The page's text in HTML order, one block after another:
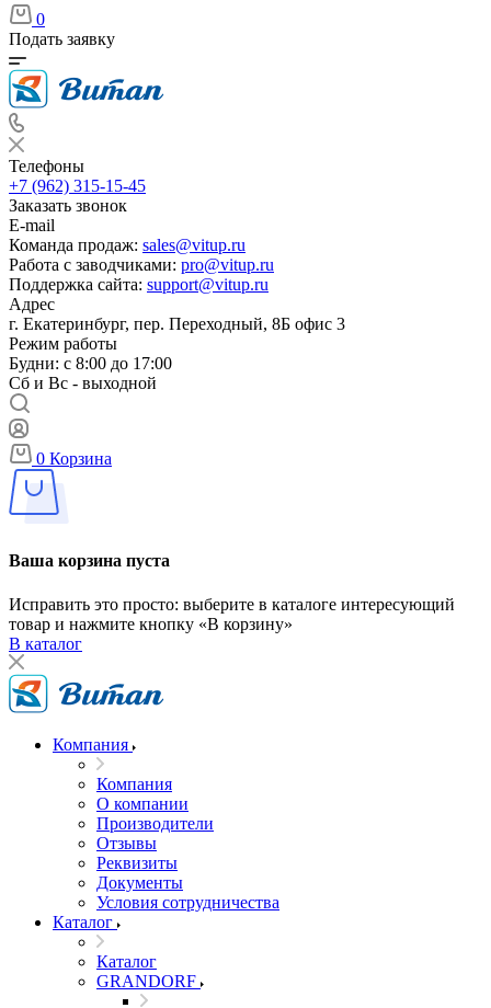
0
Подать заявку
Телефоны
+7 (962) 315-15-45
Заказать звонок
E-mail
Команда продаж: sales@vitup.ru
Работа с заводчиками: pro@vitup.ru
Поддержка сайта: support@vitup.ru
Адрес
г. Екатеринбург, пер. Переходный, 8Б офис 3
Режим работы
Будни: с 8:00 до 17:00
Сб и Вс - выходной
0 Корзина
Ваша корзина пуста
Исправить это просто: выберите в каталоге интересующий
товар и нажмите кнопку «В корзину»
В каталог
Компания
Компания
О компании
Производители
Отзывы
Реквизиты
Документы
Условия сотрудничества
Каталог
Каталог
GRANDORF